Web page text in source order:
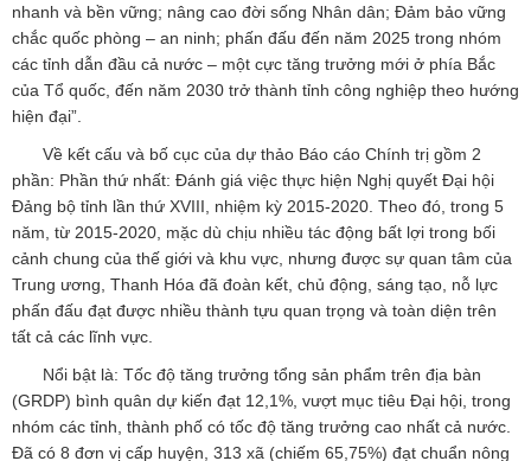
nhanh và bền vững; nâng cao đời sống Nhân dân; Đảm bảo vững
chắc quốc phòng – an ninh; phấn đấu đến năm 2025 trong nhóm
các tỉnh dẫn đầu cả nước – một cực tăng trưởng mới ở phía Bắc
của Tổ quốc, đến năm 2030 trở thành tỉnh công nghiệp theo hướng
hiện đại”.
Về kết cấu và bố cục của dự thảo Báo cáo Chính trị gồm 2
phần: Phần thứ nhất: Đánh giá việc thực hiện Nghị quyết Đại hội
Đảng bộ tỉnh lần thứ XVIII, nhiệm kỳ 2015-2020. Theo đó, trong 5
năm, từ 2015-2020, mặc dù chịu nhiều tác động bất lợi trong bối
cảnh chung của thế giới và khu vực, nhưng được sự quan tâm của
Trung ương, Thanh Hóa đã đoàn kết, chủ động, sáng tạo, nỗ lực
phấn đấu đạt được nhiều thành tựu quan trọng và toàn diện trên
tất cả các lĩnh vực.
Nổi bật là: Tốc độ tăng trưởng tổng sản phẩm trên địa bàn
(GRDP) bình quân dự kiến đạt 12,1%, vượt mục tiêu Đại hội, trong
nhóm các tỉnh, thành phố có tốc độ tăng trưởng cao nhất cả nước.
Đã có 8 đơn vị cấp huyện, 313 xã (chiếm 65,75%) đạt chuẩn nông